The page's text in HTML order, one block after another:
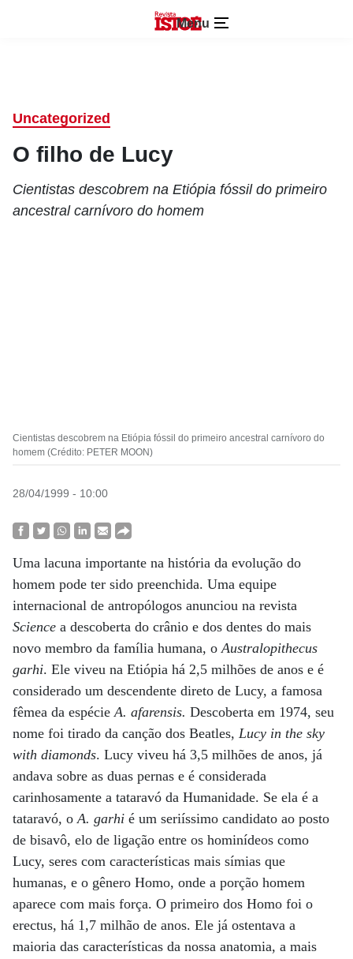
Menu
Uncategorized
O filho de Lucy
Cientistas descobrem na Etiópia fóssil do primeiro
ancestral carnívoro do homem
Cientistas descobrem na Etiópia fóssil do primeiro ancestral carnívoro do
homem (Crédito: PETER MOON)
28/04/1999 - 10:00
Uma lacuna importante na história da evolução do
homem pode ter sido preenchida. Uma equipe
internacional de antropólogos anunciou na revista
Science a descoberta do crânio e dos dentes do mais
novo membro da família humana, oAustralopithecus
garhi. Ele viveu na Etiópia há 2,5 milhões de anos e é
considerado um descendente direto de Lucy, a famosa
fêmea da espécieA. afarensis. Descoberta em 1974, seu
nome foi tirado da canção dos Beatles, Lucy in the sky
with diamonds. Lucy viveu há 3,5 milhões de anos, já
andava sobre as duas pernas e é considerada
carinhosamente a tataravó da Humanidade. Se ela é a
tataravó, oA. garhi é um seriíssimo candidato ao posto
de bisavô, elo de ligação entre os hominídeos como
Lucy, seres com características mais símias que
humanas, e o gênero Homo, onde a porção homem
aparece com mais força. O primeiro dos Homo foi o
erectus, há 1,7 milhão de anos. Ele já ostentava a
maioria das características da nossa anatomia, a mais